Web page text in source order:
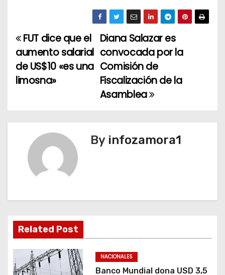
N
a
v
g
n
d
Diana Salazar es
convocada por la
Comisión de
Fiscalización de la
Asamblea
FUT dice que el
aumento salarial
de US$10 «es una
limosna»
By infozamora1
Related Post
NACIONALES
Banco Mundial dona USD 3,5